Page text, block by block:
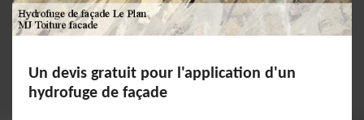
Un devis gratuit pour l'application d'un
hydrofuge de façade